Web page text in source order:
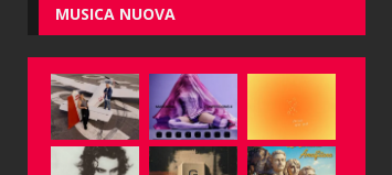
MUSICA NUOVA